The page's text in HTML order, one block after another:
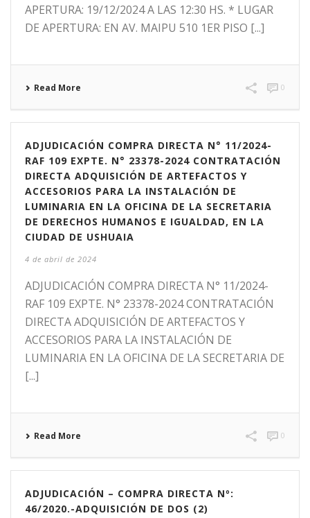
APERTURA: 19/12/2024 A LAS 12:30 HS. * LUGAR
DE APERTURA: EN AV. MAIPU 510 1ER PISO [...]
Read More 0
ADJUDICACIÓN COMPRA DIRECTA N° 11/2024-
RAF 109 EXPTE. N° 23378-2024 CONTRATACIÓN
DIRECTA ADQUISICIÓN DE ARTEFACTOS Y
ACCESORIOS PARA LA INSTALACIÓN DE
LUMINARIA EN LA OFICINA DE LA SECRETARIA
DE DERECHOS HUMANOS E IGUALDAD, EN LA
CIUDAD DE USHUAIA
4 de abril de 2024
ADJUDICACIÓN COMPRA DIRECTA N° 11/2024-
RAF 109 EXPTE. N° 23378-2024 CONTRATACIÓN
DIRECTA ADQUISICIÓN DE ARTEFACTOS Y
ACCESORIOS PARA LA INSTALACIÓN DE
LUMINARIA EN LA OFICINA DE LA SECRETARIA DE
[...]
Read More 0
ADJUDICACIÓN – COMPRA DIRECTA Nº:
46/2020.-ADQUISICIÓN DE DOS (2)